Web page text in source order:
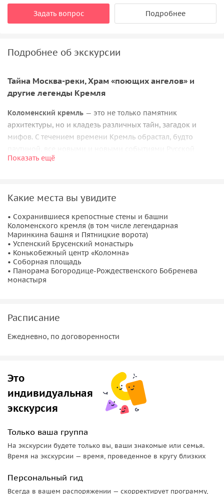
Задать вопрос Подробнее
Подробнее об экскурсии
Тайна Москва-реки, Храм «поющих ангелов» и
другие легенды Кремля
Коломенский кремль — это не только памятник
архитектуры, но и кладезь различных тайн, загадок и
мифов. С течением времени Кремль обрастал, будто
земли. И у вас есть уникальная возможность окунуться в
Коломенского кремля, разгадаем подземные ходы
Коломны и страшную тайну Москва-реки. Я расскажу
знаменитую легендуМаринкиной башнии о святынях в
Храме «поющих ангелов». Вместе мы выясним, где был
храм, в котором венчался Дмитрий Донской, и загадочная
Мотасова башня.
Показать ещё
Какие места вы увидите
• Сохранившиеся крепостные стены и башни
Коломенского кремля (в том числе легендарная
Маринкина башня и Пятницкие ворота)
• Успенский Брусенский монастырь
• Конькобежный центр «Коломна»
• Соборная площадь
• Панорама Богородице-Рождественского Бобренева
монастыря
Расписание
Ежедневно, по договоренности
Это
индивидуальная
экскурсия
Только ваша группа
На экскурсии будете только вы, ваши знакомые или семья.
Время на экскурсии — время, проведенное в кругу близких
Персональный гид
Всегда в вашем распоряжении — скорректирует программу,